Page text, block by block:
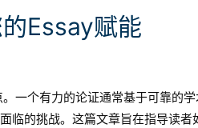
Essay赋能
一个有力的论证通常基于可靠的
临的挑战。这篇文章旨在指导读者